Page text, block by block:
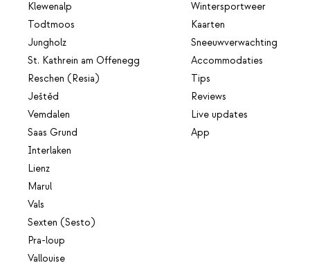
Klewenalp
Todtmoos
Jungholz
St. Kathrein am Offenegg
Reschen (Resia)
Ještěd
Vemdalen
Saas Grund
Interlaken
Lienz
Marul
Vals
Sexten (Sesto)
Pra-loup
Vallouise
Wintersportweer
Kaarten
Sneeuwverwachting
Accommodaties
Tips
Reviews
Live updates
App